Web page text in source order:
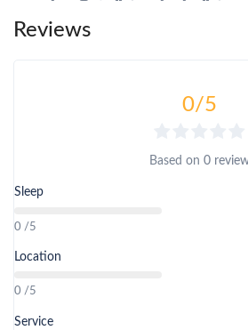
Reviews
0/5
Based on 0
Sleep
0 /5
Location
0 /5
Service